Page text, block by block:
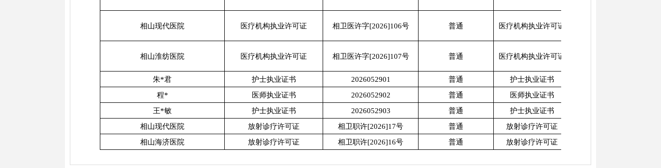
相山现代医院 医疗机构执业许可证 相卫医许字[2026]106号 普通 医疗机构执业许可证
相山淮纺医院 医疗机构执业许可证 相卫医许字[2026]107号 普通 医疗机构执业许可证
朱*君
护士执业证书 2026052901 普通 护士执业证书
程*
医师执业证书 2026052902 普通 医师执业证书
王*敏
护士执业证书 2026052903 普通 护士执业证书
相山现代医院
放射诊疗许可证 相卫职许[2026]17号 普通 放射诊疗许可证
相山海济医院
放射诊疗许可证 相卫职许[2026]16号 普通 放射诊疗许可证